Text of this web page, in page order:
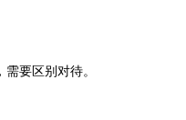
要区别对待。